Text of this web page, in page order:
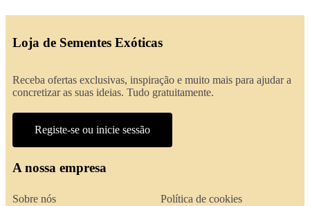
Loja de Sementes Exóticas
Receba ofertas exclusivas, inspiração e muito mais para ajudar a
concretizar as suas ideias. Tudo gratuitamente.
Registe-se ou inicie sessão
A nossa empresa
Sobre nós
Política de cookies